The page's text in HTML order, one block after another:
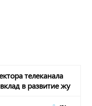
телеканала
в развитие жу